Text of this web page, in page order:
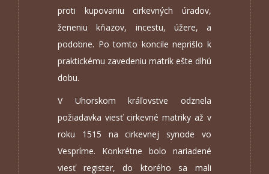
proti kupovaniu cirkevných úradov,
ženeniu kňazov, incestu, úžere, a
podobne. Po tomto koncile neprišlo k
praktickému zavedeniu matrík ešte dlhú
dobu.
V Uhorskom kráľovstve odznela
požiadavka viesť cirkevné matriky až v
roku 1515 na cirkevnej synode vo
Vespríme. Konkrétne bolo nariadené
viesť register, do ktorého sa mali